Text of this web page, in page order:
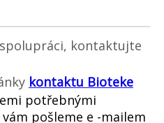
kontaktujte
kontaktu Bioteke
potřebnými
pošleme e -mailem